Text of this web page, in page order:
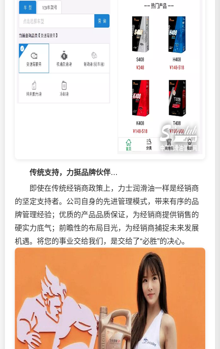
传统支持，力挺品牌伙伴…
即使在传统经销商政策上，力士润滑油一样是经销商
的坚定支持者。公司自身的先进管理模式，带来有序的品
牌管理经验；优质的产品品质保证，为经销商提供销售的
硬实力底气；前瞻性的布局目光，为经销商捕捉未来发展
机遇。将您的事业交给我们，是交给了“必胜”的决心。